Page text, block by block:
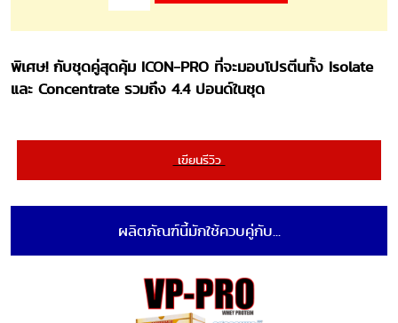
พิเศษ! กับชุดคู่สุดคุ้ม ICON-PRO ที่จะมอบโปรตีนทั้ง Isolate
และ Concentrate รวมถึง 4.4 ปอนด์ในชุด
เขียนรีวิว
ผลิตภัณฑ์นี้มักใช้ควบคู่กับ...